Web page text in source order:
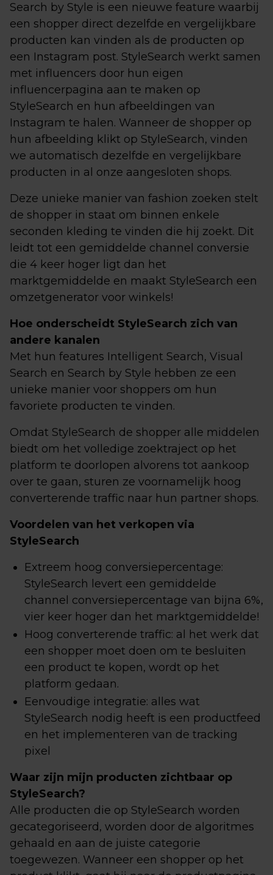
Search by Style is een nieuwe feature waarbij
een shopper direct dezelfde en vergelijkbare
producten kan vinden als de producten op
een Instagram post. StyleSearch werkt samen
met influencers door hun eigen
influencerpagina aan te maken op
StyleSearch en hun afbeeldingen van
Instagram te halen. Wanneer de shopper op
hun afbeelding klikt op StyleSearch, vinden
we automatisch dezelfde en vergelijkbare
producten in al onze aangesloten shops.
Deze unieke manier van fashion zoeken stelt
de shopper in staat om binnen enkele
seconden kleding te vinden die hij zoekt. Dit
leidt tot een gemiddelde channel conversie
die 4 keer hoger ligt dan het
marktgemiddelde en maakt StyleSearch een
omzetgenerator voor winkels!
Hoe onderscheidt StyleSearch zich van
andere kanalen
Met hun features Intelligent Search, Visual
Search en Search by Style hebben ze een
unieke manier voor shoppers om hun
favoriete producten te vinden.
Omdat StyleSearch de shopper alle middelen
biedt om het volledige zoektraject op het
platform te doorlopen alvorens tot aankoop
over te gaan, sturen ze voornamelijk hoog
converterende traffic naar hun partner shops.
Voordelen van het verkopen via
StyleSearch
Extreem hoog conversiepercentage:
StyleSearch levert een gemiddelde
channel conversiepercentage van bijna 6%,
vier keer hoger dan het marktgemiddelde!
Hoog converterende traffic: al het werk dat
een shopper moet doen om te besluiten
een product te kopen, wordt op het
platform gedaan.
Eenvoudige integratie: alles wat
StyleSearch nodig heeft is een productfeed
en het implementeren van de tracking
pixel
Waar zijn mijn producten zichtbaar op
StyleSearch?
Alle producten die op StyleSearch worden
gecategoriseerd, worden door de algoritmes
gehaald en aan de juiste categorie
toegewezen. Wanneer een shopper op het